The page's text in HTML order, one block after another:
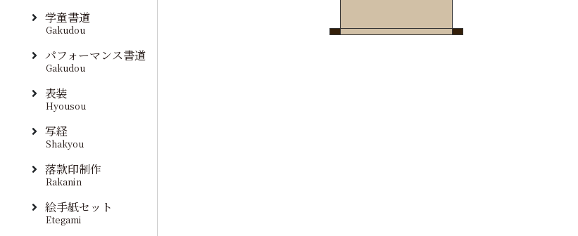
学童書道
Gakudou
パフォーマンス書道
Gakudou
表装
Hyousou
写経
Shakyou
落款印制作
Rakanin
絵手紙セット
Etegami